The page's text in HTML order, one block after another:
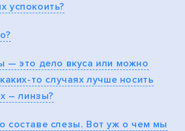
успокоить?
— это дело вкуса или можно
то случаях лучше носить
– линзы?
составе слезы. Вот уж о чем мы